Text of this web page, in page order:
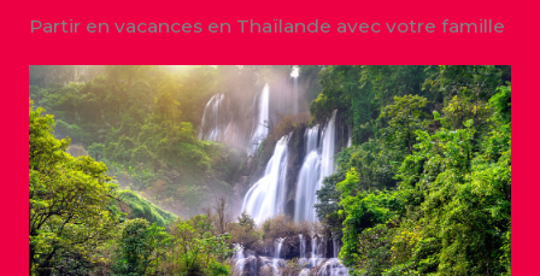
Partir en vacances en Thaïlande avec votre famille